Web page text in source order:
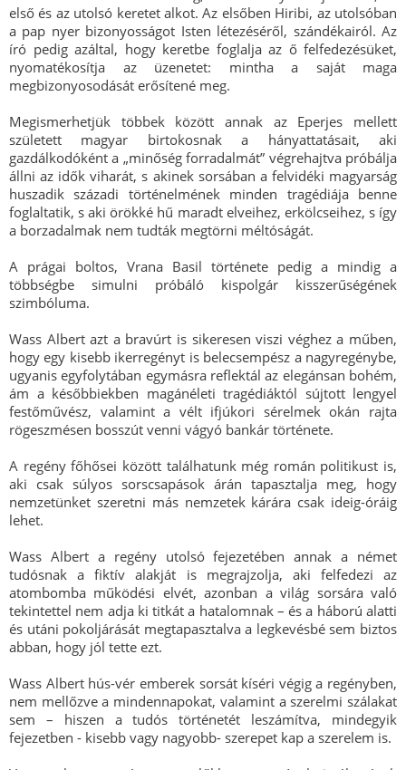
első és az utolsó keretet alkot. Az elsőben Hiribi, az utolsóban
a pap nyer bizonyosságot Isten létezéséről, szándékairól. Az
író pedig azáltal, hogy keretbe foglalja az ő felfedezésüket,
nyomatékosítja az üzenetet: mintha a saját maga
megbizonyosodását erősítené meg.
Megismerhetjük többek között annak az Eperjes mellett
született magyar birtokosnak a hányattatásait, aki
gazdálkodóként a „minőség forradalmát” végrehajtva próbálja
állni az idők viharát, s akinek sorsában a felvidéki magyarság
huszadik századi történelmének minden tragédiája benne
foglaltatik, s aki örökké hű maradt elveihez, erkölcseihez, s így
a borzadalmak nem tudták megtörni méltóságát.
A prágai boltos, Vrana Basil története pedig a mindig a
többségbe simulni próbáló kispolgár kisszerűségének
szimbóluma.
Wass Albert azt a bravúrt is sikeresen viszi véghez a műben,
hogy egy kisebb ikerregényt is belecsempész a nagyregénybe,
ugyanis egyfolytában egymásra reflektál az elegánsan bohém,
ám a későbbiekben magánéleti tragédiáktól sújtott lengyel
festőművész, valamint a vélt ifjúkori sérelmek okán rajta
rögeszmésen bosszút venni vágyó bankár története.
A regény főhősei között találhatunk még román politikust is,
aki csak súlyos sorscsapások árán tapasztalja meg, hogy
nemzetünket szeretni más nemzetek kárára csak ideig-óráig
lehet.
Wass Albert a regény utolsó fejezetében annak a német
tudósnak a fiktív alakját is megrajzolja, aki felfedezi az
atombomba működési elvét, azonban a világ sorsára való
tekintettel nem adja ki titkát a hatalomnak – és a háború alatti
és utáni pokoljárását megtapasztalva a legkevésbé sem biztos
abban, hogy jól tette ezt.
Wass Albert hús-vér emberek sorsát kíséri végig a regényben,
nem mellőzve a mindennapokat, valamint a szerelmi szálakat
sem – hiszen a tudós történetét leszámítva, mindegyik
fejezetben - kisebb vagy nagyobb- szerepet kap a szerelem is.